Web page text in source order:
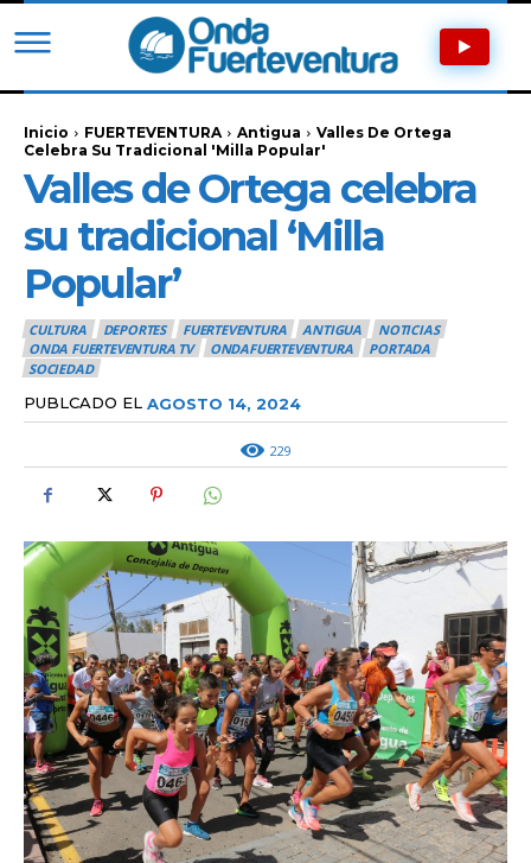
Inicio FUERTEVENTURA Antigua
Valles De Ortega
Celebra Su Tradicional 'Milla Popular'
Valles de Ortega celebra
su tradicional ‘Milla
Popular’
CULTURA DEPORTES FUERTEVENTURA ANTIGUA
NOTICIAS
ONDA FUERTEVENTURA TV
ONDAFUERTEVENTURA
PORTADA
SOCIEDAD
PUBLCADO EL AGOSTO 14, 2024
229